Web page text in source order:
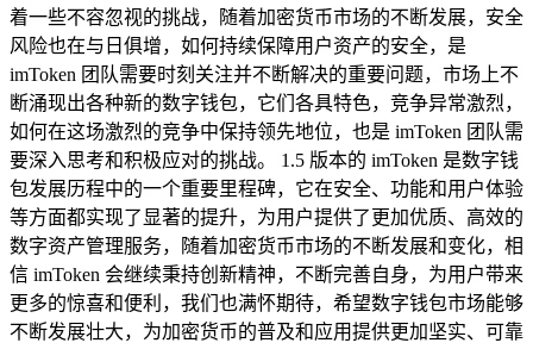
着一些不容忽视的挑战，随着加密货币市场的不断发展，安全
风险也在与日俱增，如何持续保障用户资产的安全，是
imToken 团队需要时刻关注并不断解决的重要问题，市场上不
断涌现出各种新的数字钱包，它们各具特色，竞争异常激烈，
如何在这场激烈的竞争中保持领先地位，也是 imToken 团队需
要深入思考和积极应对的挑战。 1.5 版本的 imToken 是数字钱
包发展历程中的一个重要里程碑，它在安全、功能和用户体验
等方面都实现了显著的提升，为用户提供了更加优质、高效的
数字资产管理服务，随着加密货币市场的不断发展和变化，相
信 imToken 会继续秉持创新精神，不断完善自身，为用户带来
更多的惊喜和便利，我们也满怀期待，希望数字钱包市场能够
不断发展壮大，为加密货币的普及和应用提供更加坚实、可靠